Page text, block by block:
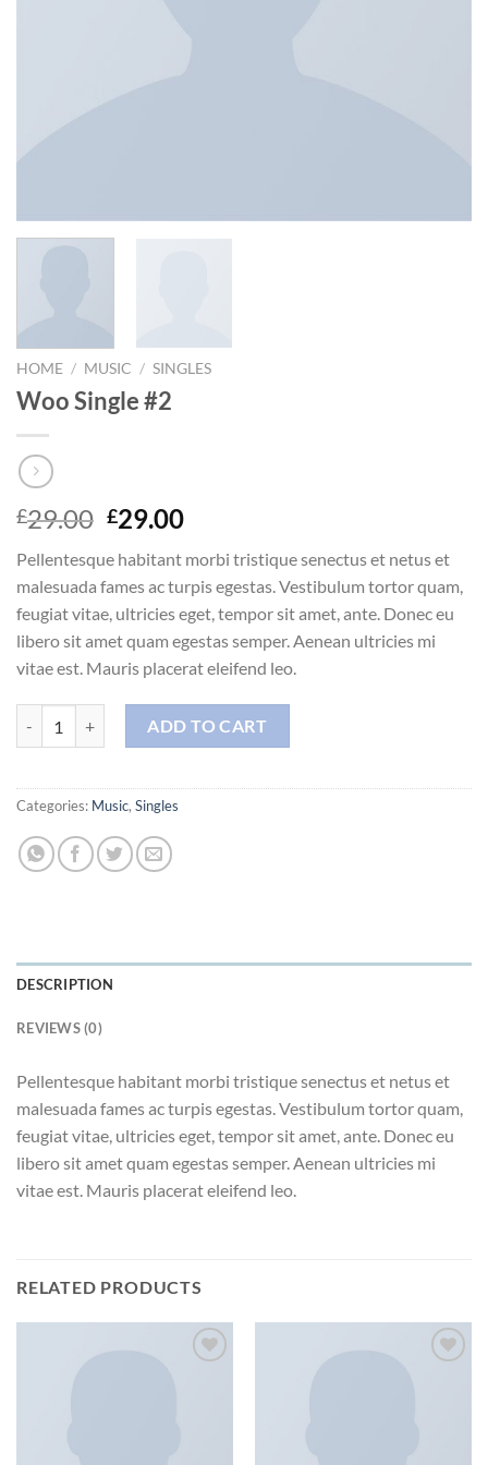
HOME / MUSIC / SINGLES
Woo Single #2
£29.00 Original
was:
£29.00.
£29.00Current
is:
£29.00.
Pellentesque habitant morbi tristique senectus et netus et
malesuada fames ac turpis egestas. Vestibulum tortor quam,
feugiat vitae, ultricies eget, tempor sit amet, ante. Donec eu
libero sit amet quam egestas semper. Aenean ultricies mi
vitae est. Mauris placerat eleifend leo.
ADD TO CART
Categories: Music, Singles
DESCRIPTION
REVIEWS (0)
Pellentesque habitant morbi tristique senectus et netus et
malesuada fames ac turpis egestas. Vestibulum tortor quam,
feugiat vitae, ultricies eget, tempor sit amet, ante. Donec eu
libero sit amet quam egestas semper. Aenean ultricies mi
vitae est. Mauris placerat eleifend leo.
RELATED PRODUCTS